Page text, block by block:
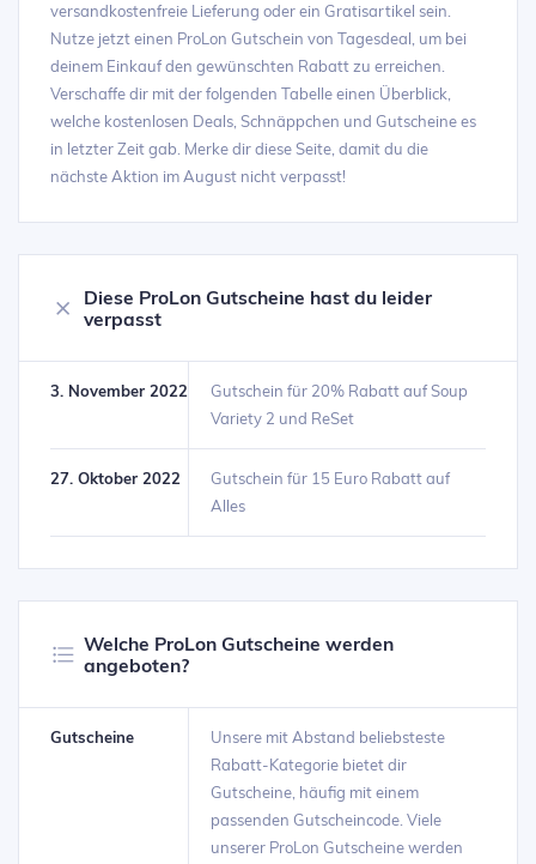
versandkostenfreie Lieferung oder ein Gratisartikel sein.
Nutze jetzt einen ProLon Gutschein von Tagesdeal, um bei
deinem Einkauf den gewünschten Rabatt zu erreichen.
Verschaffe dir mit der folgenden Tabelle einen Überblick,
welche kostenlosen Deals, Schnäppchen und Gutscheine es
in letzter Zeit gab. Merke dir diese Seite, damit du die
nächste Aktion im August nicht verpasst!
Diese ProLon Gutscheine hast du leider
verpasst
3. November 2022
Gutschein für 20% Rabatt auf Soup
Variety 2 und ReSet
27. Oktober 2022
Gutschein für 15 Euro Rabatt auf
Alles
Welche ProLon Gutscheine werden
angeboten?
Gutscheine
Unsere mit Abstand beliebsteste
Rabatt-Kategorie bietet dir
Gutscheine, häufig mit einem
passenden Gutscheincode. Viele
unserer ProLon Gutscheine werden